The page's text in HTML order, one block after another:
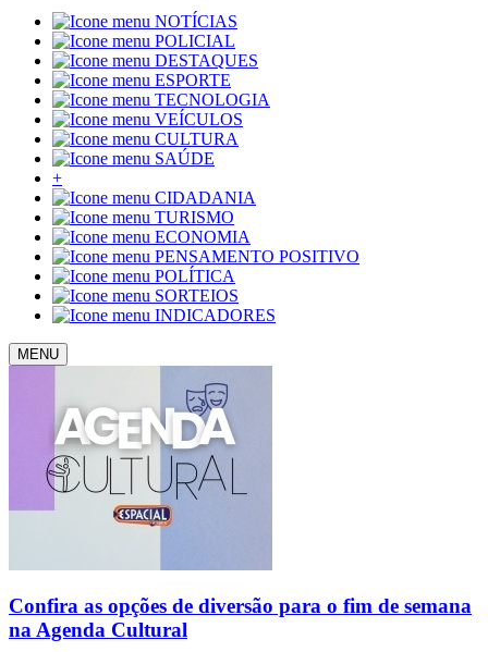
NOTÍCIAS
POLICIAL
DESTAQUES
ESPORTE
TECNOLOGIA
VEÍCULOS
CULTURA
SAÚDE
+
CIDADANIA
TURISMO
ECONOMIA
PENSAMENTO POSITIVO
POLÍTICA
SORTEIOS
INDICADORES
MENU
Confira as opções de diversão para o fim de semana
na Agenda Cultural